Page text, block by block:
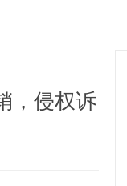
，侵权诉